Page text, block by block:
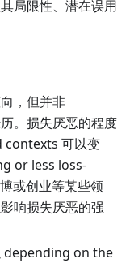
局限性、潜在误用
，但并非
。损失厌恶的程度
可以变
or less loss-
或创业等某些领
响损失厌恶的强
depending on the